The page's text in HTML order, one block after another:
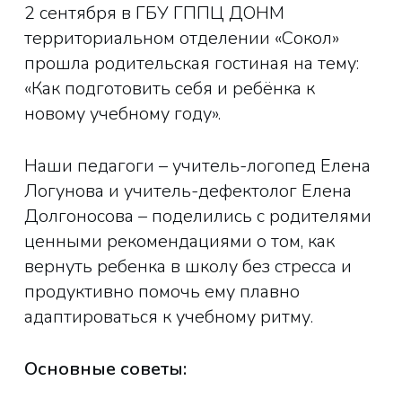
2 сентября в ГБУ ГППЦ ДОНМ
территориальном отделении «Сокол»
прошла родительская гостиная на тему:
«Как подготовить себя и ребёнка к
новому учебному году».
Наши педагоги – учитель-логопед Елена
Логунова и учитель-дефектолог Елена
Долгоносова – поделились с родителями
ценными рекомендациями о том, как
вернуть ребенка в школу без стресса и
продуктивно помочь ему плавно
адаптироваться к учебному ритму.
Основные советы: